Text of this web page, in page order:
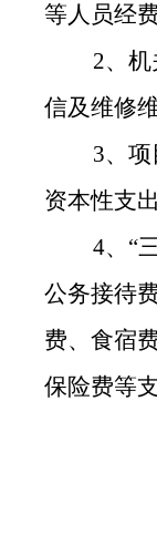
等人员经
2、
信及维修
3、
资本性支出
4、“
公务接待
费、食宿
保险费等支